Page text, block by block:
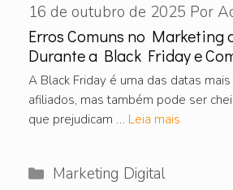
Erros Comuns no Marketing
Durante a Black Friday e
16 de outubro de 2025 Por
A Black Friday é uma das datas
afiliados, mas também pode ser
que prejudicam … Leia mais
Categorias
Marketing Digital